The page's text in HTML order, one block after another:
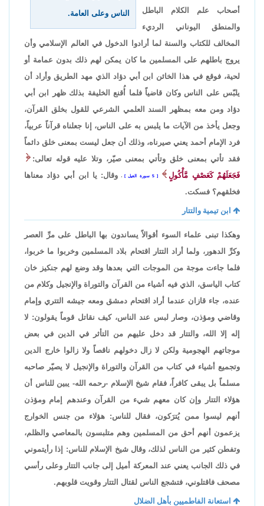
الناس وعلى العامة.
أصحاب علم الكلام الباطل
والمنطق اليوناني الرديء
المخالف للكتاب والسنة لما أرادوا الدخول في العالم الإسلامي وأن
يروج باطلهم على المسلمين ما كان يمكن لهم ذلك بدون عمامة أو
لحية، فوقع في هذا الخائن ابن أبي دؤاد الذي مهد الطريق وأراد أن
يلبّس على الناس وكان قاضياً فلما أُقنع الخليفة بذلك ظهر ابن أبي
دؤاد ومن معه بمظهر السند العلمي الشرعي للقول بخلق القرآن،
وجعل يأخذ من الآيات ما يلبس به على الناس، إنا جعلناه قرآناً عربياً،
فرد الإمام أحمد يعني صيرناه، وذلك أن جعل ليست بمعنى خلق دائماً
فقد تأتي بمعنى خلق وتأتي بمعنى صيّر، وتلا عليه قوله تعالى:
فَجَعَلَهُمْ كَعَصْفٍ مَّأْكُولٍ
5 سورة الفيل ، وقال: يا ابن أبي دؤاد معناها
فخلقهم؟ فسكت.
ابن تيمية والتتار
وهكذا تبنى علماء السوء أقوالاً يساندون بها الباطل على مرِّ العصر
وكرِّ الدهور، ولما أراد التتار اقتحام بلاد المسلمين وخربوا ما خربوا،
فلما جاءت موجة من الموجات التي بعدها وقد وضع لهم جنكيز خان
كتاب الياسق، الذي فيه أشياء من القرآن والتوراة والإنجيل وكلام من
عنده، جاء قازان عندما أراد اقتحام دمشق ومعه جيشه التتري وإمام
وقاضي ومؤذن، وصار لبس عند الناس، كيف نقاتل قوماً يقولون: لا
إله إلا الله، والتتار قد دخل عليهم من التأثر في الدين في بعض
موجاتهم الهجومية ولكن لا زال دخولهم ناقصاً ولا زالوا خارج الدين
وتجميع أشياء في كتاب من القرآن والتوراة والإنجيل لا يصيّر صاحبه
مسلماً بل يبقى كافراً، فقام شيخ الإسلام -رحمه الله- يبين للناس أن
هؤلاء التتار وإن كان معهم شيء من القرآن وعندهم إمام ومؤذن
أنهم ليسوا ممن يُترَكون، فقال للناس: هؤلاء من جنس الخوارج
يزعمون أنهم أحق من المسلمين وهم متلبسون بالمعاصي والظلم،
وتفطن كثير من الناس لذلك، وقال شيخ الإسلام للناس: إذا رأيتموني
في ذلك الجانب يعني عند المعركة أميل إلى جانب التتار وعلى رأسي
مصحف فاقتلوني، فتشجع الناس لقتال التتار وقويت قلوبهم.
استعانة الفاطميين بأهل الضلال